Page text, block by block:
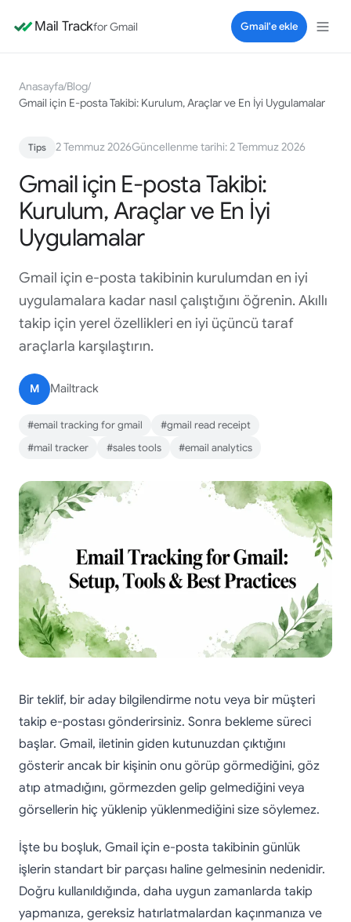
Mail Trackfor Gmail Gmail'e ekle
Anasayfa/Blog/
Gmail için E-posta Takibi: Kurulum, Araçlar ve En İyi Uygulamalar
Tips 2 Temmuz 2026Güncellenme tarihi: 2 Temmuz 2026
Gmail için E-posta Takibi:
Kurulum, Araçlar ve En İyi
Uygulamalar
Gmail için e-posta takibinin kurulumdan en iyi
uygulamalara kadar nasıl çalıştığını öğrenin. Akıllı
takip için yerel özellikleri en iyi üçüncü taraf
araçlarla karşılaştırın.
M Mailtrack
#email tracking for gmail
#gmail read receipt
#mail tracker
#sales tools #email analytics
Bir teklif, bir aday bilgilendirme notu veya bir müşteri
takip e-postası gönderirsiniz. Sonra bekleme süreci
başlar. Gmail, iletinin giden kutunuzdan çıktığını
gösterir ancak bir kişinin onu görüp görmediğini, göz
atıp atmadığını, görmezden gelip gelmediğini veya
görsellerin hiç yüklenip yüklenmediğini size söylemez.
İşte bu boşluk, Gmail için e-posta takibinin günlük
işlerin standart bir parçası haline gelmesinin nedenidir.
Doğru kullanıldığında, daha uygun zamanlarda takip
yapmanıza, gereksiz hatırlatmalardan kaçınmanıza ve